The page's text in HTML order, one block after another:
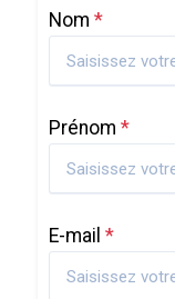
Nom *
Prénom *
E-mail *